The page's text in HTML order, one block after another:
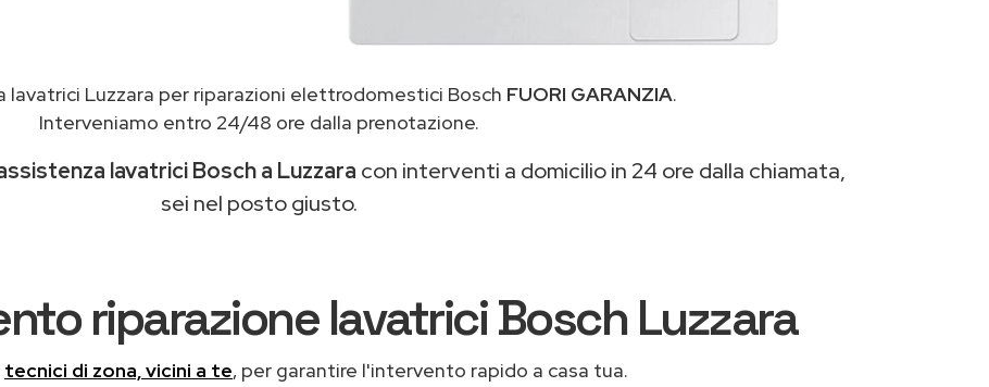
lavatrici Luzzara per riparazioni elettrodomestici Bosch FUORI GARANZIA.
Interveniamo entro 24/48 ore dalla prenotazione.
lavatrici Bosch a Luzzara con interventi a domicilio in 24 ore dalla chiamata,
sei nel posto giusto.
riparazione lavatrici Bosch Luzzara
tecnici di zona, vicini a te, per garantire l'intervento rapido a casa tua.